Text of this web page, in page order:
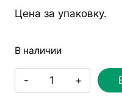
Цена за упаковку.
В наличии
Количество
товара